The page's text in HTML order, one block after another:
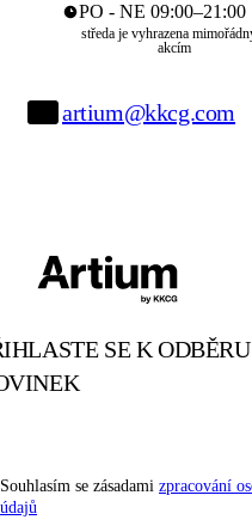
SE K ODBĚRU
Souhlasím se zásadami zpracování
údajů
PO - NE 09:00–21:00
středa je vyhrazena
akcím
artium@kkcg.com